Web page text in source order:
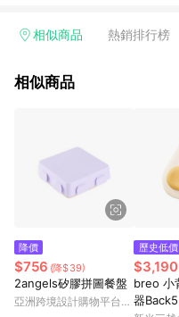
客找到居家修繕、佈置或裝潢
等各方面進行整合，提升服務質
發與靈感(Exciting
最佳解決方案，以創造優質居
造幸福家園時的優先選擇。
相似商品 熱銷排行榜
相似商品
降價
$756 (降$39)
2angels矽膠拼圖餐盤
亞洲跨境設計購物平台
歷史低價
$3,190
breo 小
器